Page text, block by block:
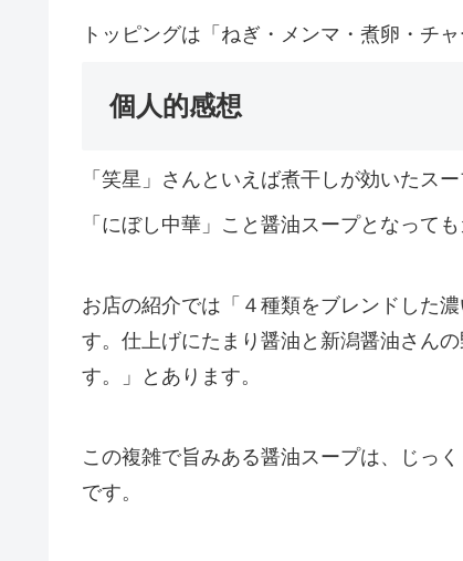
トッピングは「ねぎ・メンマ・煮卵・チャ
個人的感想
「笑星」さんといえば煮干しが効いたスー
「にぼし中華」こと醤油スープとなって
お店の紹介では「４種類をブレンドした
す。仕上げにたまり醤油と新潟醤油さん
す。」とあります。
この複雑で旨みある醤油スープは、じっ
です。